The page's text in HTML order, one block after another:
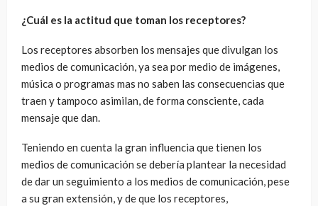
¿Cuál es la actitud que toman los receptores?
Los receptores absorben los mensajes que divulgan los
medios de comunicación, ya sea por medio de imágenes,
música o programas mas no saben las consecuencias que
traen y tampoco asimilan, de forma consciente, cada
mensaje que dan.
Teniendo en cuenta la gran influencia que tienen los
medios de comunicación se debería plantear la necesidad
de dar un seguimiento a los medios de comunicación, pese
a su gran extensión, y de que los receptores,